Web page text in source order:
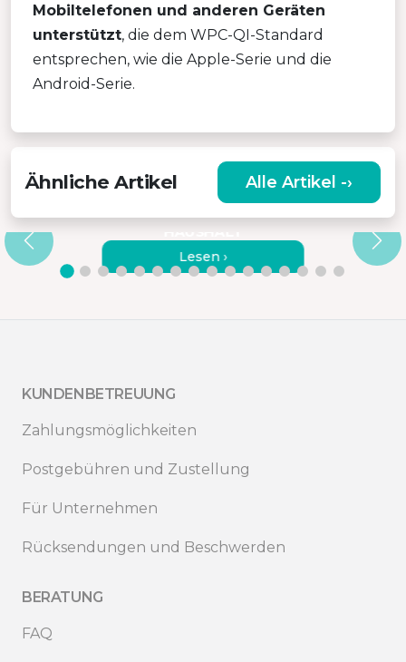
Mobiltelefonen und anderen Geräten
unterstützt, die dem WPC-QI-Standard
entsprechen, wie die Apple-Serie und die
Android-Serie.
Ähnliche Artikel Alle Artikel -›
ÄUSSERST TRAGBARER S
TAUBSAUGER FÜR AUTO UND H
AUSHALT
Lesen ›
KUNDENBETREUUNG
Zahlungsmöglichkeiten
Postgebühren und Zustellung
Für Unternehmen
Rücksendungen und Beschwerden
BERATUNG
FAQ